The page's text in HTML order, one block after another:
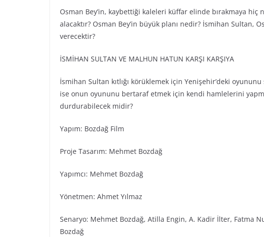
Osman Bey’in, kaybettiği kaleleri küffar elinde bırakmaya hiç
alacaktır? Osman Bey’in büyük planı nedir? İsmihan Sultan,
verecektir?
İSMİHAN SULTAN VE MALHUN HATUN KARŞI KARŞIYA
İsmihan Sultan kıtlığı körüklemek için Yenişehir’deki
ise onun oyununu bertaraf etmek için kendi hamlelerini
durdurabilecek midir?
Yapım: Bozdağ Fi̇lm
Proje Tasarım: Mehmet Bozdağ
Yapımcı: Mehmet Bozdağ
Yönetmen: Ahmet Yılmaz
Senaryo: Mehmet Bozdağ, Atilla Engin, A. Kadir İlter, Fatma
Bozdağ